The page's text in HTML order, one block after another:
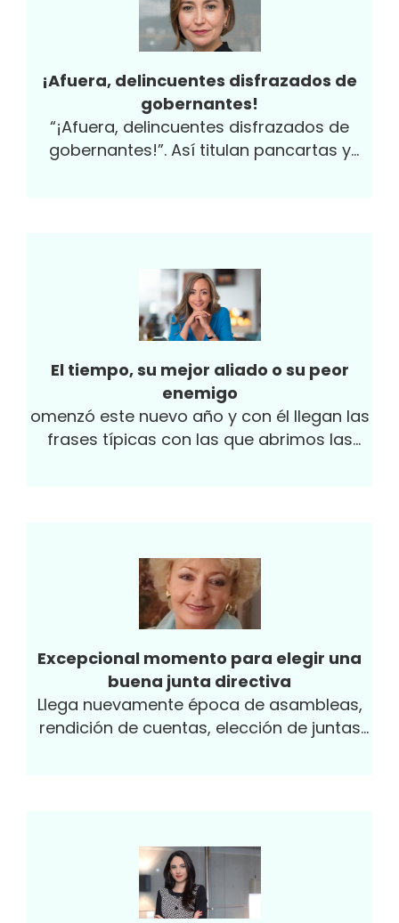
¡Afuera, delincuentes disfrazados de
gobernantes!
“¡Afuera, delincuentes disfrazados de
gobernantes!”. Así titulan pancartas y
diciembre se conmemoró el Día
Internacional contra la Corrupción y es así
como debemos recordar y entender este
terrible flagelo: ¡con indignación! Si bien se
desmintió la veracidad de un supuesto
ranking que ubicaba a Colombia en el
puesto número uno a nivel mundial, según
Transparencia Internacional, para 2019 el
país ocupó el deshonroso puesto 96 entre
El tiempo, su mejor aliado o su peor
enemigo
omenzó este nuevo año y con él llegan las
frases típicas con las que abrimos las
teorías, desde económicas hasta
científicas, para comprobarlas. Lo cierto
es que esta es una buena época para
reflexionar acerca de la importancia del
buen manejo del tiempo, que cuando no
se da, nos puede costar muy caro.
Excepcional momento para elegir una
buena junta directiva
Llega nuevamente época de asambleas,
rendición de cuentas, elección de juntas